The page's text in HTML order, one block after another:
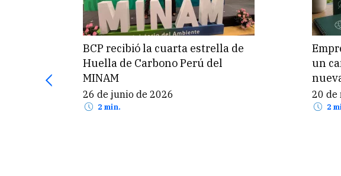
BCP recibió la cuarta estrella de
Huella de Carbono Perú del
MINAM
26 de junio de 2026
2 min.
un
20
2